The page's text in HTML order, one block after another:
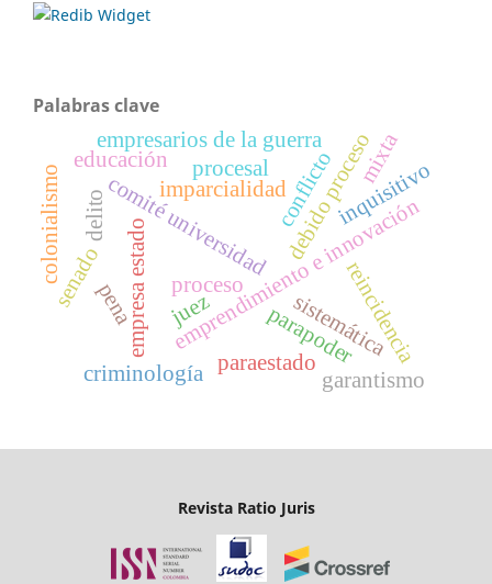
Palabras clave
emprendimiento e innovación
comité universidad
empresa estado proceso
debido proceso
imparcialidad
juez reincidencia
delito
pena
criminología
conflicto
empresarios de la guerra
parapoder
paraestado
sistemática
inquisitivo
garantismo
procesal mixta
senado
educación
colonialismo
Revista Ratio Juris